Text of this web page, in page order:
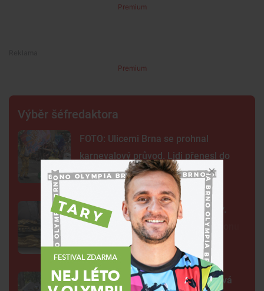
Premium
Premium
Výběr šéfredaktora
FOTO: Ulicemi Brna se prohnal
karnevalový průvod. Lidi přenesl do
exotické Brazílie
Neobvyklá pacientka u svaté Anny.
Lékaři vyšetřili 700 let starou madonu
Žába sedí na prameni a bublá. Nová